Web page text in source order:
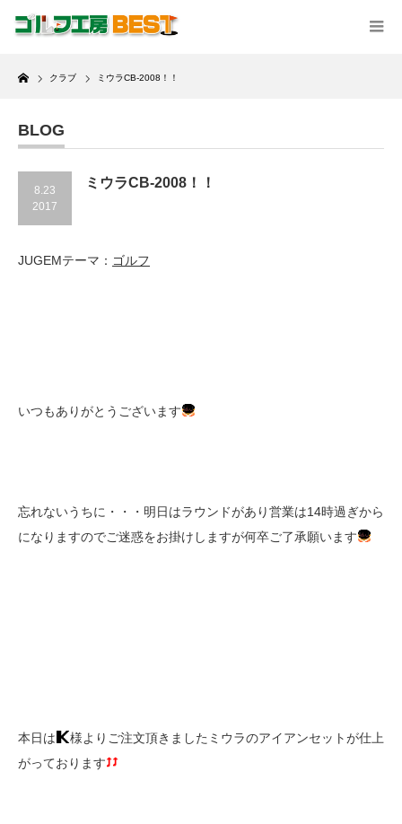
Home
クラブ ミウラCB-2008！！
BLOG
8.23
2017
ミウラCB-2008！！
JUGEMテーマ： ゴルフ
いつもありがとうございます
忘れないうちに・・・明日はラウンドがあり営業は14時過ぎから
になりますのでご迷惑をお掛けしますが何卒ご了承願います
本日は
様よりご注文頂きましたミウラのアイアンセットが仕上
がっております